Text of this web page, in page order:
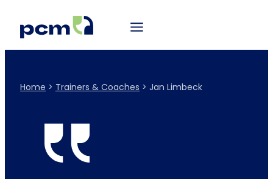
Home > Trainers & Coaches > Jan Limbeck